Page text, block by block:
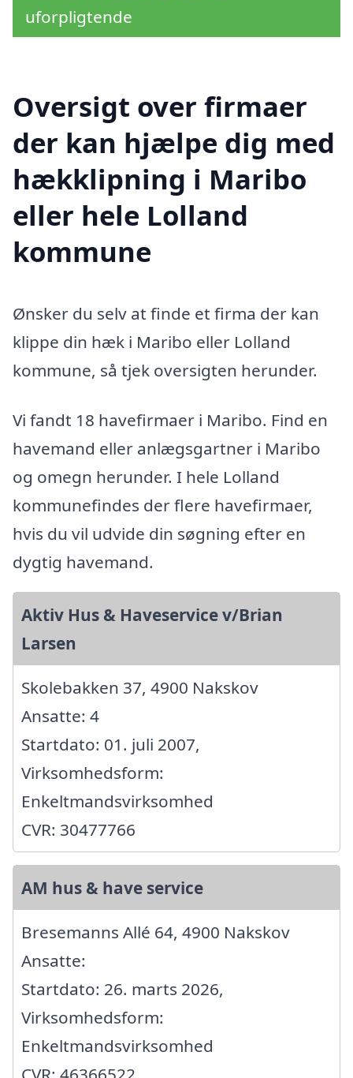
uforpligtende
Oversigt over firmaer
der kan hjælpe dig med
hækklipning i Maribo
eller hele Lolland
kommune
Ønsker du selv at finde et firma der kan
klippe din hæk i Maribo eller Lolland
kommune, så tjek oversigten herunder.
Vi fandt 18 havefirmaer i Maribo. Find en
havemand eller anlægsgartner i Maribo
og omegn herunder. I hele Lolland
kommunefindes der flere havefirmaer,
hvis du vil udvide din søgning efter en
dygtig havemand.
Aktiv Hus & Haveservice v/Brian
Larsen
Skolebakken 37, 4900 Nakskov
Ansatte: 4
Startdato: 01. juli 2007,
Virksomhedsform:
Enkeltmandsvirksomhed
CVR: 30477766
AM hus & have service
Bresemanns Allé 64, 4900 Nakskov
Ansatte:
Startdato: 26. marts 2026,
Virksomhedsform:
Enkeltmandsvirksomhed